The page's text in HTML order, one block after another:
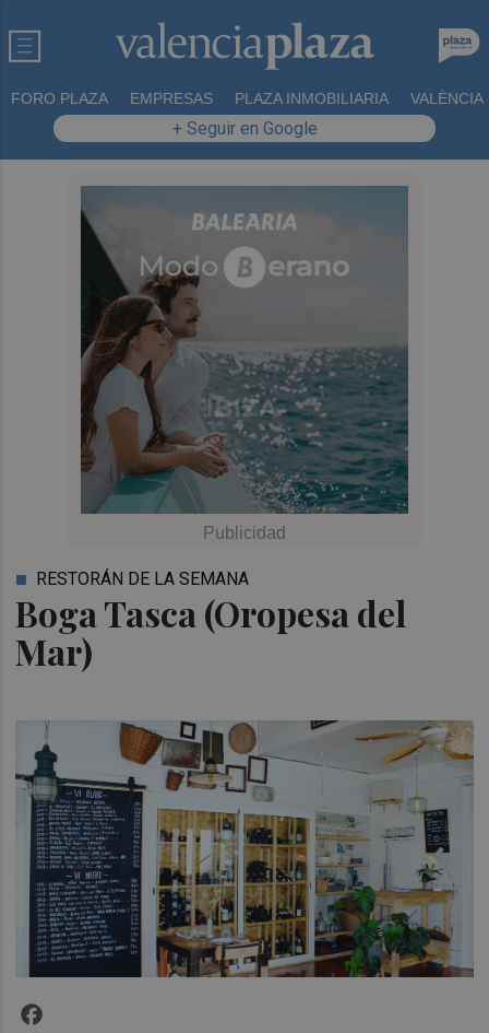
FORO PLAZA EMPRESAS PLAZA INMOBILIARIA VALÈNCIA
+ Seguir en Google
Boga Tasca (Oropesa del
Mar)
RESTORÁN DE LA SEMANA